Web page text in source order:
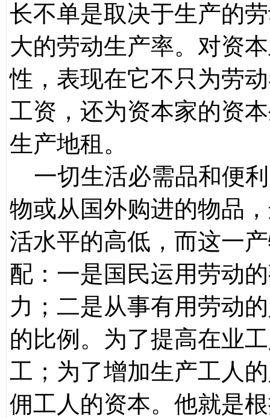
长不单是取决于生产的
大的劳动生产率。对资
性，表现在它不只为劳
工资，还为资本家的资
生产地租。
一切生活必需品和便
物或从国外购进的物品
活水平的高低，而这一
配：一是国民运用劳动
力；二是从事有用劳动
的比例。为了提高在业
工；为了增加生产工人
佣工人的资本。他就是